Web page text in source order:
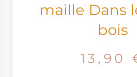
maille Dans
bois
13,90